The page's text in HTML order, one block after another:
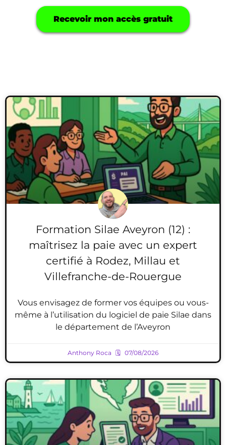
Recevoir mon accès gratuit
Formation Silae Aveyron (12) :
maîtrisez la paie avec un expert
certifié à Rodez, Millau et
Villefranche-de-Rouergue
Vous envisagez de former vos équipes ou vous-
même à l’utilisation du logiciel de paie Silae dans
le département de l’Aveyron
Anthony Roca 07/08/2026